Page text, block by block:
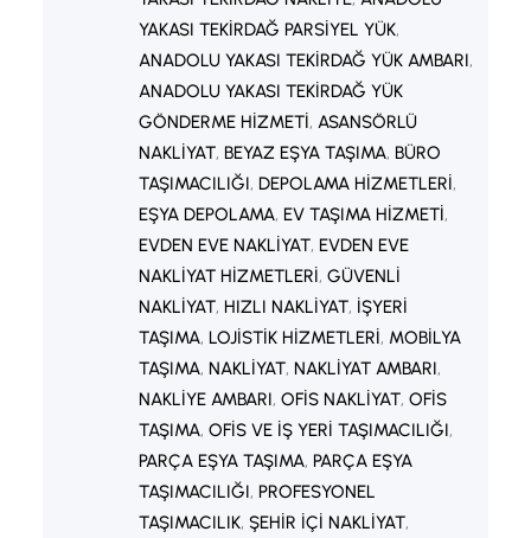
YAKASI TEKIRDAĞ PARSIYEL YÜK
ANADOLU YAKASI TEKIRDAĞ YÜK AMBARI
ANADOLU YAKASI TEKIRDAĞ YÜK
GÖNDERME HIZMETI, ASANSÖRLÜ
NAKLIYAT, BEYAZ EŞYA TAŞIMA, BÜRO
TAŞIMACILIĞI, DEPOLAMA HIZMETLERI
EŞYA DEPOLAMA, EV TAŞIMA HIZMETI
EVDEN EVE NAKLIYAT, EVDEN EVE
NAKLIYAT HIZMETLERI, GÜVENLI
NAKLIYAT, HIZLI NAKLIYAT, İŞYERI
TAŞIMA, LOJISTIK HIZMETLERI, MOBILYA
TAŞIMA, NAKLIYAT, NAKLIYAT AMBARI
NAKLIYE AMBARI, OFIS NAKLIYAT, OFIS
TAŞIMA, OFIS VE IŞ YERI TAŞIMACILIĞI
PARÇA EŞYA TAŞIMA, PARÇA EŞYA
TAŞIMACILIĞI, PROFESYONEL
TAŞIMACILIK, ŞEHIR IÇI NAKLIYAT